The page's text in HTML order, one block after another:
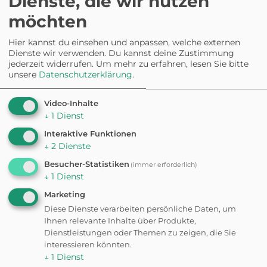
Hunde.
Einige Nutzer bemängeln, dass
der Platz bei Regen schnell
matschig wird.
✦ Eigene Bewertung schreiben
Fehler gefunden? Feedback senden
Weitere
Ausflugsziele in der
Nähe
möchten
Hier kannst du einsehen und anpassen, welche externen
Dienste wir verwenden. Du kannst deine Zustimmung
jederzeit widerrufen. Um mehr zu erfahren, lesen Sie bitte
unsere Datenschutzerklärung.
Video-Inhalte
↓ 1 Dienst
Interaktive Funktionen
↓ 2 Dienste
Besucher-Statistiken (immer erforderlich)
↓ 1 Dienst
Marketing
Diese Dienste verarbeiten persönliche Daten, um
Ihnen relevante Inhalte über Produkte,
Dienstleistungen oder Themen zu zeigen, die Sie
interessieren könnten.
↓ 1 Dienst